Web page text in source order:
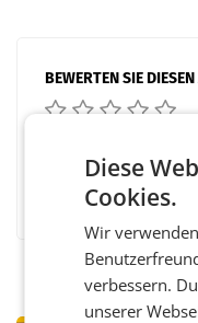
BEWERTEN SIE
Twitter
Diese
Cookies.
Wir
verbessern.
unserer